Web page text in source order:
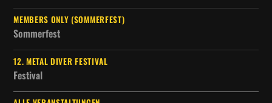
MEMBERS ONLY (SOMMERFEST)
Sommerfest
12. METAL DIVER FESTIVAL
Festival